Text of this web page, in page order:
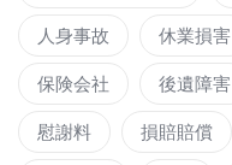
人身事故
休業損害
保険会社
後遺障害
慰謝料
損賠賠償